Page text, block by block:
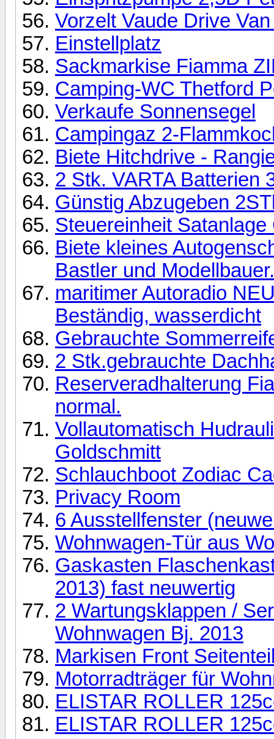
Vorzelt Vaude Drive
Einstellplatz
Sackmarkise Fiamma
Camping-WC Thetford
Verkaufe Sonnensegel
Campingaz 2-
Biete Hitchdrive -
2 Stk. VARTA Batterien
Günstig Abzugeben
Steuereinheit
Biete kleines
Bastler und
maritimer Autoradio
Beständig, wasserdicht
Gebrauchte
2 Stk.gebrauchte
Reserveradhalterung
normal.
Vollautomatisch
Goldschmitt
Schlauchboot Zodiac
Privacy Room
6 Ausstellfenster
Wohnwagen-Tür aus
Gaskasten
2013) fast neuwertig
2 Wartungsklappen /
Wohnwagen Bj. 2013
Markisen Front
Motorradträger für
ELISTAR ROLLER
ELISTAR ROLLER